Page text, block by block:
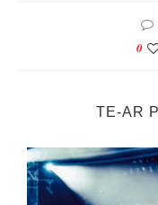
0
TE-AR